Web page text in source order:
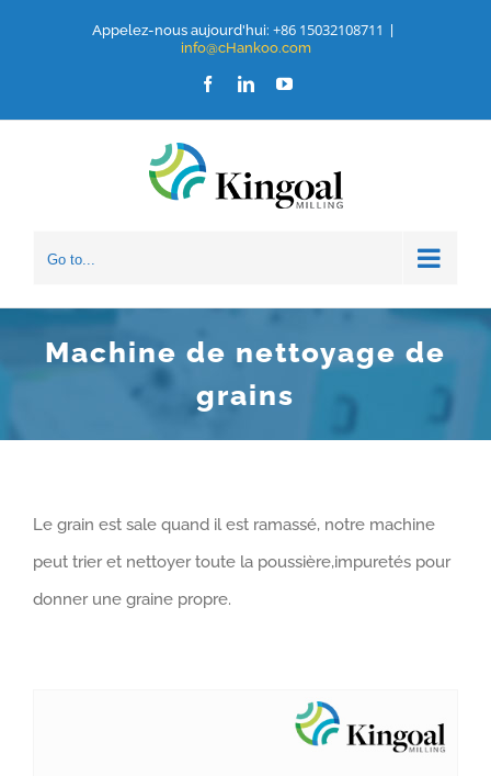
Appelez-nous aujourd'hui: +86 15032108711
info@cHankoo.com
FacebookLinkedInYoutube
Go to...
Machine de nettoyage de
grains
Le grain est sale quand il est ramassé, notre machine
peut trier et nettoyer toute la poussière,impuretés pour
donner une graine propre.